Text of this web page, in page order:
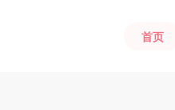
首页